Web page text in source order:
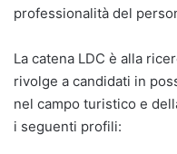
professionalità del
La catena LDC è alla
rivolge a candidati in
nel campo turistico e
i seguenti profili: